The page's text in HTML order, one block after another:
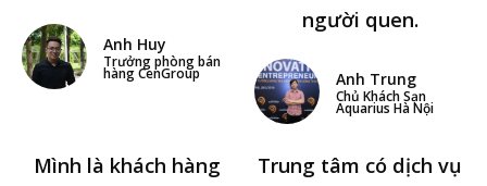
Anh Huy
Trưởng phòng bán
hàng CenGroup
người quen.
Anh Trung
Chủ Khách Sạn
Aquarius Hà Nội
Mình là khách hàng
Trung tâm có dịch vụ